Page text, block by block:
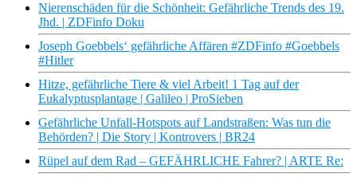
Nierenschäden für die Schönheit: Gefährliche Trends des 19.
Jhd. | ZDFinfo Doku
Joseph Goebbels‘ gefährliche Affären #ZDFinfo #Goebbels
#Hitler
Hitze, gefährliche Tiere & viel Arbeit! 1 Tag auf der
Eukalyptusplantage | Galileo | ProSieben
Gefährliche Unfall-Hotspots auf Landstraßen: Was tun die
Behörden? | Die Story | Kontrovers | BR24
Rüpel auf dem Rad – GEFÄHRLICHE Fahrer? | ARTE Re: